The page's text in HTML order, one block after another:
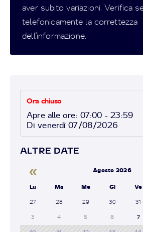
aver subito variazioni. Verifica
telefonicamente la correttezza
dell'informazione.
Ora chiuso
Apre alle ore: 07:00 - 23:59
Di venerdì 07/08/2026
ALTRE DATE
« Agosto 2026
Lu Ma Me Gi Ve
27 28 29 30 31
3 4 5 6 7